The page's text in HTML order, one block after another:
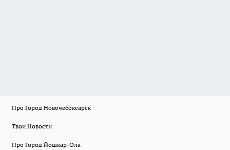
Про Город Новочебоксарск
Твои Новости
Про Город Йошкар-Ола